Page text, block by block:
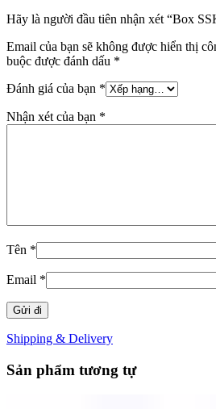
Hãy là người đầu tiên nhận xét “Box
Email của bạn sẽ không được hiển thị
buộc được đánh dấu *
Đánh giá của bạn *
Nhận xét của bạn *
Tên *
Email *
Shipping & Delivery
Sản phẩm tương tự